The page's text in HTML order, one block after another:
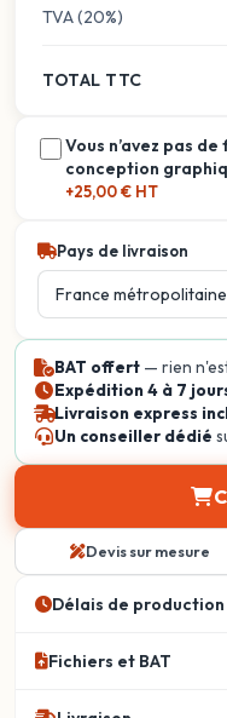
TVA (20%)
TOTAL TTC
Vous n’avez pas
conception
+25,00 € HT
Pays de livraison
BAT offert — rien
Expédition 4 à 7
Livraison express
Un conseiller dédié
Devis sur mesure
Délais de production
Fichiers et BAT